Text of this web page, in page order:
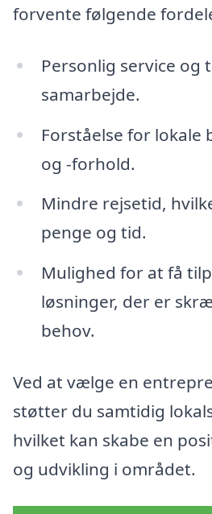
forvente følgende
Personlig service
samarbejde.
Forståelse for lokale
og -forhold.
Mindre rejsetid,
penge og tid.
Mulighed for at få
løsninger, der er
behov.
Ved at vælge en
støtter du samtidig
hvilket kan skabe en
og udvikling i området.